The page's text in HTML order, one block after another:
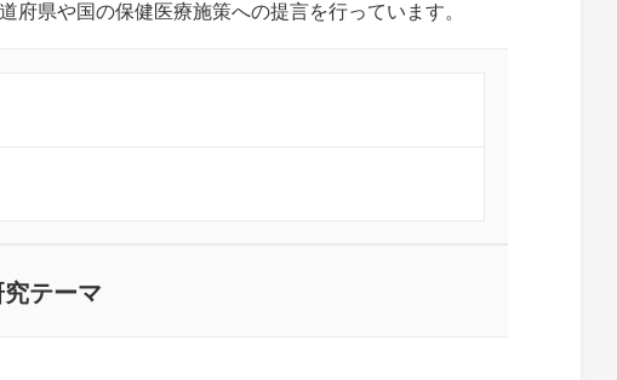
県や国の保健医療施策への提言を行っています。
テーマ